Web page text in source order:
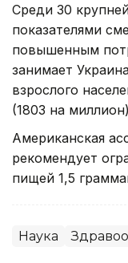
Среди 30
показателями
повышенным
занимает
взрослого
(1803 на
Американская
рекомендует
пищей 1,5
Наука